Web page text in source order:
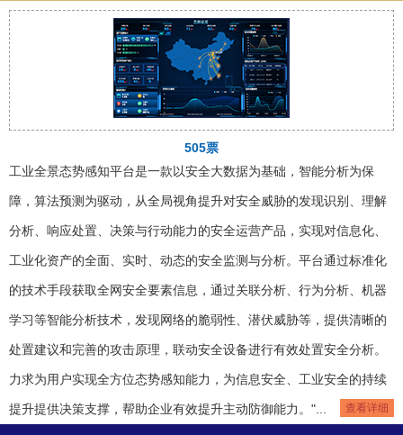
505票
工业全景态势感知平台是一款以安全大数据为基础，智能分析为保
障，算法预测为驱动，从全局视角提升对安全威胁的发现识别、理解
分析、响应处置、决策与行动能力的安全运营产品，实现对信息化、
工业化资产的全面、实时、动态的安全监测与分析。平台通过标准化
的技术手段获取全网安全要素信息，通过关联分析、行为分析、机器
学习等智能分析技术，发现网络的脆弱性、潜伏威胁等，提供清晰的
处置建议和完善的攻击原理，联动安全设备进行有效处置安全分析。
力求为用户实现全方位态势感知能力，为信息安全、工业安全的持续
提升提供决策支撑，帮助企业有效提升主动防御能力。"... 查看详细